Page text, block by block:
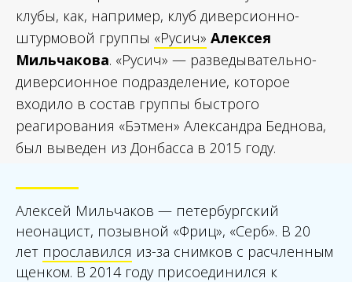
клубы, как, например, клуб диверсионно-
штурмовой группы «Русич» Алексея
Мильчакова. «Русич» — разведывательно-
диверсионное подразделение, которое
входило в состав группы быстрого
реагирования «Бэтмен» Александра Беднова,
был выведен из Донбасса в 2015 году.
Алексей Мильчаков — петербургский
неонацист, позывной «Фриц», «Серб». В 20
лет прославился из-за снимков с расчленным
щенком. В 2014 году присоединился к